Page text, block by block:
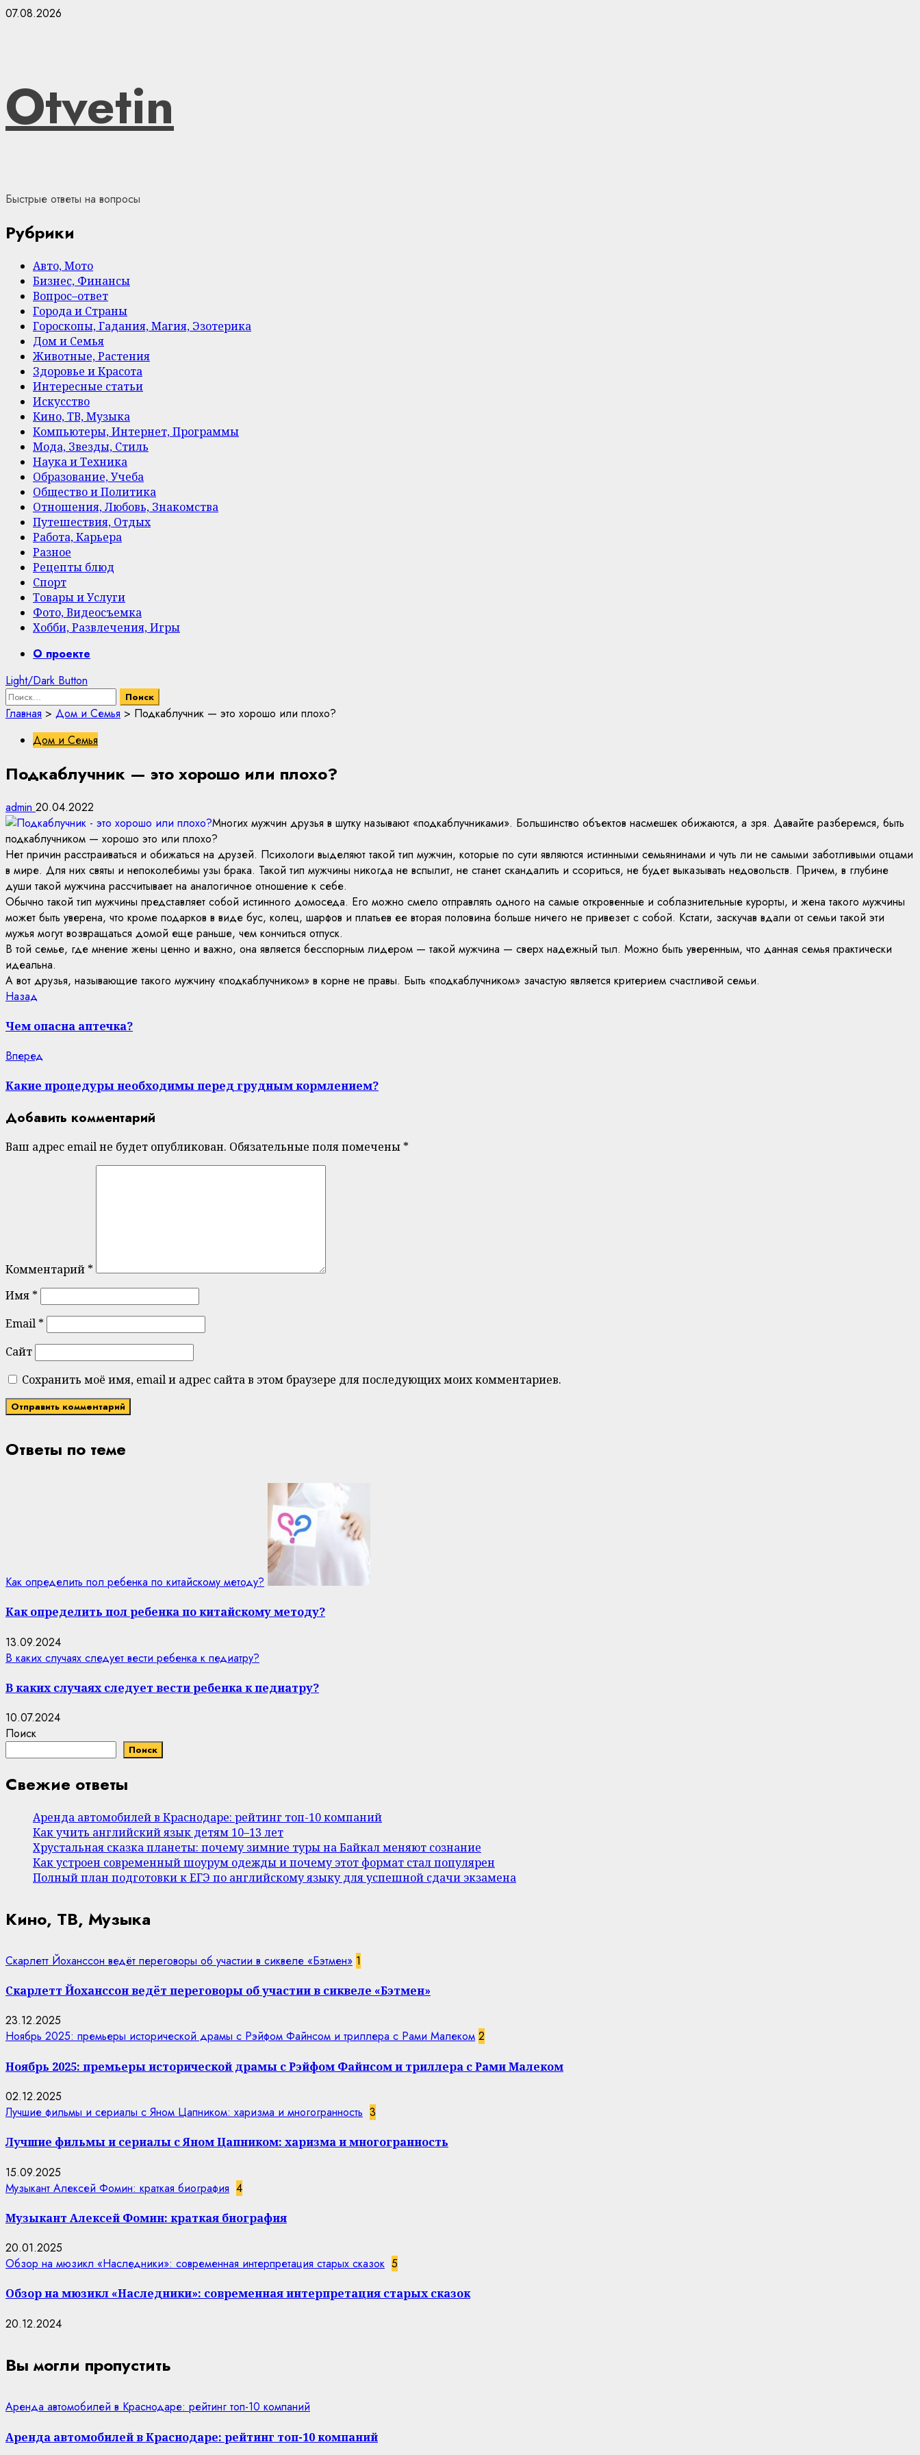
Skip
07.08.2026
Otvetin
Быстрые ответы на вопросы
Рубрики
Авто, Мото
Бизнес, Финансы
Вопрос–ответ
Города и Страны
Гороскопы, Гадания, Магия, Эзотерика
Дом и Семья
Животные, Растения
Здоровье и Красота
Интересные статьи
Искусство
Кино, ТВ, Музыка
Компьютеры, Интернет, Программы
Мода, Звезды, Стиль
Наука и Техника
Образование, Учеба
Общество и Политика
Отношения, Любовь, Знакомства
Путешествия, Отдых
Работа, Карьера
Разное
Рецепты блюд
Спорт
Товары и Услуги
Фото, Видеосъемка
Хобби, Развлечения, Игры
PrimaryО проекте
Light/Dark Button
Найти:
Главная > Дом и Семья > Подкаблучник — это хорошо или плохо?
Дом и Семья
Подкаблучник — это хорошо или плохо?
admin 20.04.2022
Многих мужчин друзья в шутку называют «подкаблучниками». Большинство объектов насмешек обижаются, а зря. Давайте разберемся, быть
подкаблучником — хорошо это или плохо?
Нет причин расстраиваться и обижаться на друзей. Психологи выделяют такой тип мужчин, которые по сути являются истинными семьянинами и чуть ли не самыми заботливыми отцами
в мире. Для них святы и непоколебимы узы брака. Такой тип мужчины никогда не вспылит, не станет скандалить и ссориться, не будет выказывать недовольств. Причем, в глубине
души такой мужчина рассчитывает на аналогичное отношение к себе.
Обычно такой тип мужчины представляет собой истинного домоседа. Его можно смело отправлять одного на самые откровенные и соблазнительные курорты, и жена такого мужчины
может быть уверена, что кроме подарков в виде бус, колец, шарфов и платьев ее вторая половина больше ничего не привезет с собой. Кстати, заскучав вдали от семьи такой эти
мужья могут возвращаться домой еще раньше, чем кончиться отпуск.
В той семье, где мнение жены ценно и важно, она является бесспорным лидером — такой мужчина — сверх надежный тыл. Можно быть уверенным, что данная семья практически
идеальна.
А вот друзья, называющие такого мужчину «подкаблучником» в корне не правы. Быть «подкаблучником» зачастую является критерием счастливой семьи.
Continue
Reading
Назад
Чем опасна аптечка?
Вперед
Какие процедуры необходимы перед грудным кормлением?
Добавить комментарий
Ваш адрес email не будет опубликован. Обязательные поля помечены *
Комментарий *
Имя *
Email *
Сайт
Сохранить моё имя, email и адрес сайта в этом браузере для последующих моих комментариев.
Ответы по теме
Как определить пол ребенка по китайскому методу?
Как определить пол ребенка по китайскому методу?
13.09.2024
В каких случаях следует вести ребенка к педиатру?
В каких случаях следует вести ребенка к педиатру?
10.07.2024
Поиск
Поиск
Свежие ответы
Аренда автомобилей в Краснодаре: рейтинг топ-10 компаний
Как учить английский язык детям 10–13 лет
Хрустальная сказка планеты: почему зимние туры на Байкал меняют сознание
Как устроен современный шоурум одежды и почему этот формат стал популярен
Полный план подготовки к ЕГЭ по английскому языку для успешной сдачи экзамена
Кино, ТВ, Музыка
Скарлетт Йоханссон ведёт переговоры об участии в сиквеле «Бэтмен» 1
Скарлетт Йоханссон ведёт переговоры об участии в сиквеле «Бэтмен»
23.12.2025
Ноябрь 2025: премьеры исторической драмы с Рэйфом Файнсом и триллера с Рами Малеком 2
Ноябрь 2025: премьеры исторической драмы с Рэйфом Файнсом и триллера с Рами Малеком
02.12.2025
Лучшие фильмы и сериалы с Яном Цапником: харизма и многогранность 3
Лучшие фильмы и сериалы с Яном Цапником: харизма и многогранность
15.09.2025
Музыкант Алексей Фомин: краткая биография 4
Музыкант Алексей Фомин: краткая биография
20.01.2025
Обзор на мюзикл «Наследники»: современная интерпретация старых сказок 5
Обзор на мюзикл «Наследники»: современная интерпретация старых сказок
20.12.2024
Вы могли пропустить
Аренда автомобилей в Краснодаре: рейтинг топ-10 компаний
Аренда автомобилей в Краснодаре: рейтинг топ-10 компаний